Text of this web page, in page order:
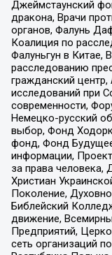
Джеймстаунский
дракона, Врачи
органов, Фалунь
Коалиция по
Фалуньгун в Китае,
расследованию
гражданский
исследований при
современности,
Немецко-русский
выбор, Фонд
фонд, Фонд
информации,
за права человека,
Христиан
Поколение,
Библейский
движение,
Предприятий,
сеть организаций